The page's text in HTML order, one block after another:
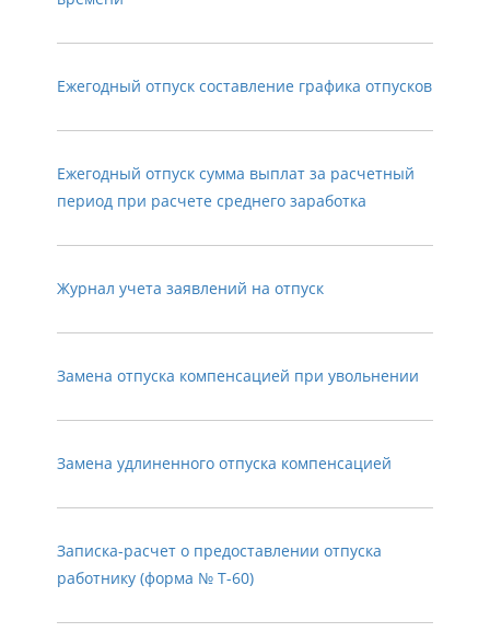
Ежегодный отпуск составление графика отпусков
Ежегодный отпуск сумма выплат за расчетный
период при расчете среднего заработка
Журнал учета заявлений на отпуск
Замена отпуска компенсацией при увольнении
Замена удлиненного отпуска компенсацией
Записка-расчет о предоставлении отпуска
работнику (форма № Т-60)